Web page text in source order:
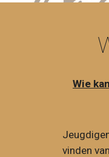
Wie
vinden